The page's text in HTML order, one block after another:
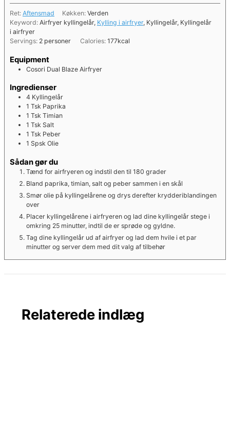
Ret: Aftensmad Køkken: Verden
Keyword: Airfryer kyllingelår, Kylling i airfryer, Kyllingelår, Kyllingelår
i airfryer
Servings: 2 personer Calories: 177kcal
Equipment
Cosori Dual Blaze Airfryer
Ingredienser
4 Kyllingelår
1 Tsk Paprika
1 Tsk Timian
1 Tsk Salt
1 Tsk Peber
1 Spsk Olie
Sådan gør du
Tænd for airfryeren og indstil den til 180 grader
Bland paprika, timian, salt og peber sammen i en skål
Smør olie på kyllingelårene og drys derefter krydderiblandingen
over
Placer kyllingelårene i airfryeren og lad dine kyllingelår stege i
omkring 25 minutter, indtil de er sprøde og gyldne.
Tag dine kyllingelår ud af airfryer og lad dem hvile i et par
minutter og server dem med dit valg af tilbehør
Relaterede indlæg